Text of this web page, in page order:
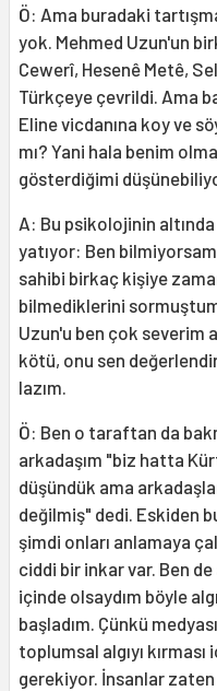
Ö: Ama buradaki
yok. Mehmed Uzun'un
Cewerî, Hesenê Metê,
Türkçeye çevrildi. Ama
Eline vicdanına koy ve
mı? Yani hala benim
gösterdiğimi
A: Bu psikolojinin
yatıyor: Ben
sahibi birkaç kişiye
bilmediklerini
Uzun'u ben çok severim
kötü, onu sen
lazım.
Ö: Ben o taraftan da
arkadaşım "biz hatta
düşündük ama
değilmiş" dedi. Eskiden
şimdi onları anlamaya
ciddi bir inkar var. Ben
içinde olsaydım böyle
başladım. Çünkü
toplumsal algıyı
gerekiyor. İnsanlar